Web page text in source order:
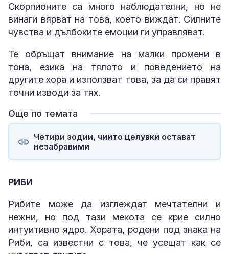
Скорпионите са много наблюдателни, но не
винаги вярват на това, което виждат. Силните
чувства и дълбоките емоции ги управляват.
Те обръщат внимание на малки промени в
тона, езика на тялото и поведението на
другите хора и използват това, за да си правят
точни изводи за тях.
Още по темата
Четири зодии, чиито целувки остават
незабравими
РИБИ
Рибите може да изглеждат мечтателни и
нежни, но под тази мекота се крие силно
интуитивно ядро. Хората, родени под знака на
Риби, са известни с това, че усещат как се